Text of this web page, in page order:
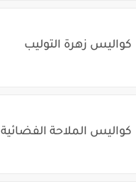
كواليس زهرة التوليب
كواليس الملاحة الفضائية